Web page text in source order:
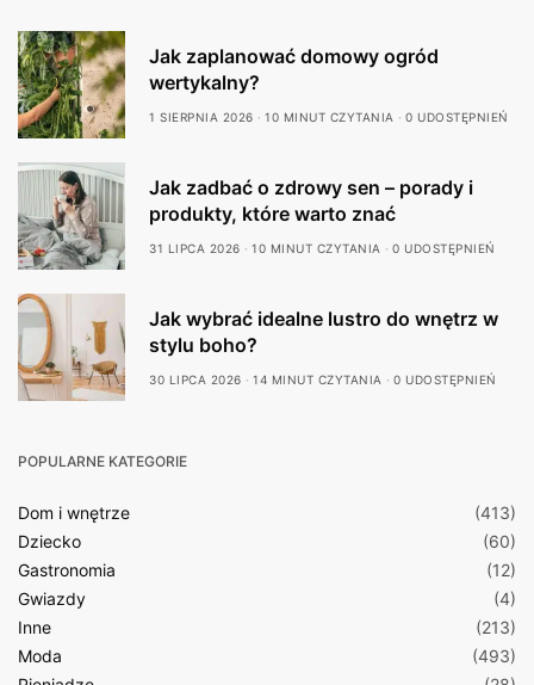
Jak zaplanować domowy ogród
wertykalny?
1 SIERPNIA 2026 10 MINUT CZYTANIA 0 UDOSTĘPNIEŃ
Jak zadbać o zdrowy sen – porady i
produkty, które warto znać
31 LIPCA 2026 10 MINUT CZYTANIA 0 UDOSTĘPNIEŃ
Jak wybrać idealne lustro do wnętrz w
stylu boho?
30 LIPCA 2026 14 MINUT CZYTANIA 0 UDOSTĘPNIEŃ
POPULARNE KATEGORIE
Dom i wnętrze
(413)
Dziecko
(60)
Gastronomia
(12)
Gwiazdy
(4)
Inne
(213)
Moda
(493)